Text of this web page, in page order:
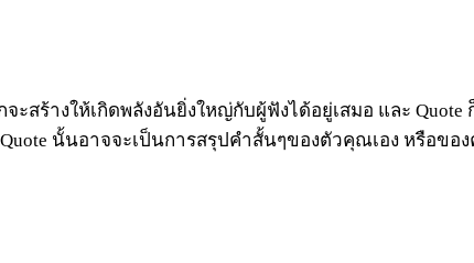
ะสร้างให้เกิดพลังอันยิ่งใหญ่กับผู้ฟังได้อยู่เสมอ และ
นั้นอาจจะเป็นการสรุปคำสั้นๆของตัวคุณเอง หรือข